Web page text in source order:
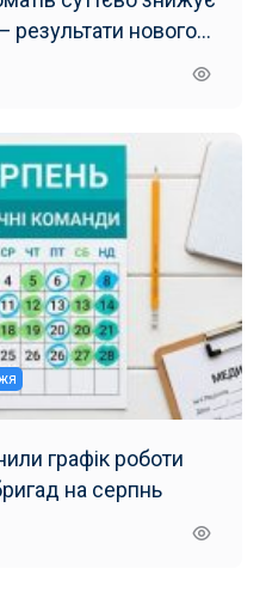
результати нового
графік роботи
на серпнь